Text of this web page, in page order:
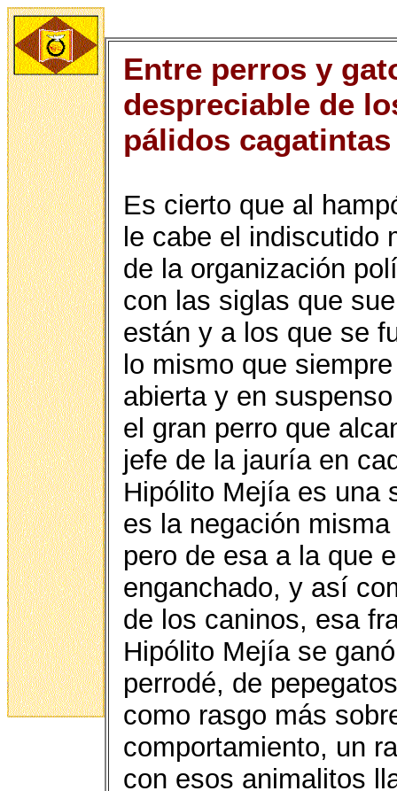
Entre perros y
despreciable de
pálidos cagatintas
Es cierto que al
le cabe el indiscutido
de la organización
con las siglas que
están y a los que se
lo mismo que
abierta y en
el gran perro que
jefe de la jauría en
Hipólito Mejía es una
es la negación
pero de esa a la que
enganchado, y así
de los caninos, esa
Hipólito Mejía se
perrodé, de
como rasgo más
comportamiento, un
con esos animalitos